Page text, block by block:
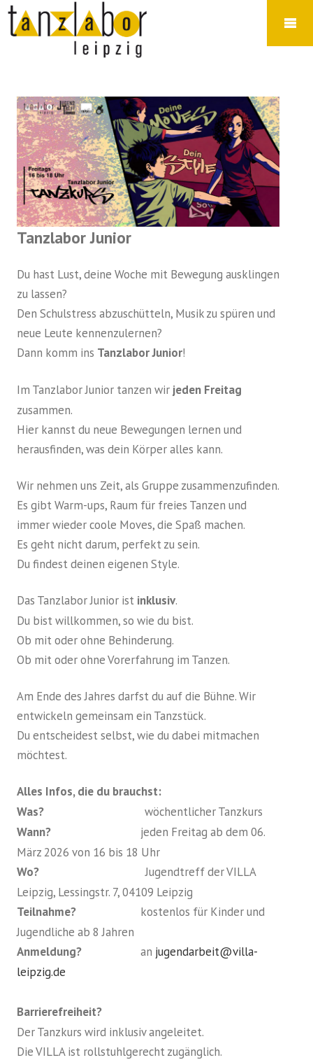
Tanzlabor Junior
Du hast Lust, deine Woche mit Bewegung ausklingen
zu lassen?
Den Schulstress abzuschütteln, Musik zu spüren und
neue Leute kennenzulernen?
Dann komm ins Tanzlabor Junior!
Im Tanzlabor Junior tanzen wir jeden Freitag
zusammen.
Hier kannst du neue Bewegungen lernen und
herausfinden, was dein Körper alles kann.
Wir nehmen uns Zeit, als Gruppe zusammenzufinden.
Es gibt Warm-ups, Raum für freies Tanzen und
immer wieder coole Moves, die Spaß machen.
Es geht nicht darum, perfekt zu sein.
Du findest deinen eigenen Style.
Das Tanzlabor Junior ist inklusiv.
Du bist willkommen, so wie du bist.
Ob mit oder ohne Behinderung.
Ob mit oder ohne Vorerfahrung im Tanzen.
Am Ende des Jahres darfst du auf die Bühne. Wir
entwickeln gemeinsam ein Tanzstück.
Du entscheidest selbst, wie du dabei mitmachen
möchtest.
Alles Infos, die du brauchst:
Was? wöchentlicher Tanzkurs
Wann?
jeden Freitag ab dem 06.
März 2026 von 16 bis 18 Uhr
Wo? Jugendtreff der VILLA
Leipzig, Lessingstr. 7, 04109 Leipzig
Teilnahme? kostenlos für Kinder und
Jugendliche ab 8 Jahren
Anmeldung? an jugendarbeit@villa-
leipzig.de
Barrierefreiheit?
Der Tanzkurs wird inklusiv angeleitet.
Die VILLA ist rollstuhlgerecht zugänglich.